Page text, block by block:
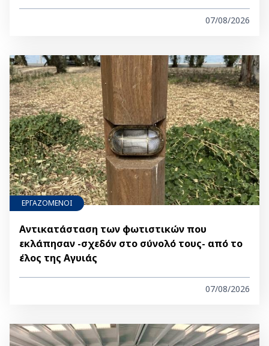
07/08/2026
ΕΡΓΑΖΟΜΕΝΟΙ
Αντικατάσταση των φωτιστικών που
εκλάπησαν -σχεδόν στο σύνολό τους- από το
έλος της Αγυιάς
07/08/2026